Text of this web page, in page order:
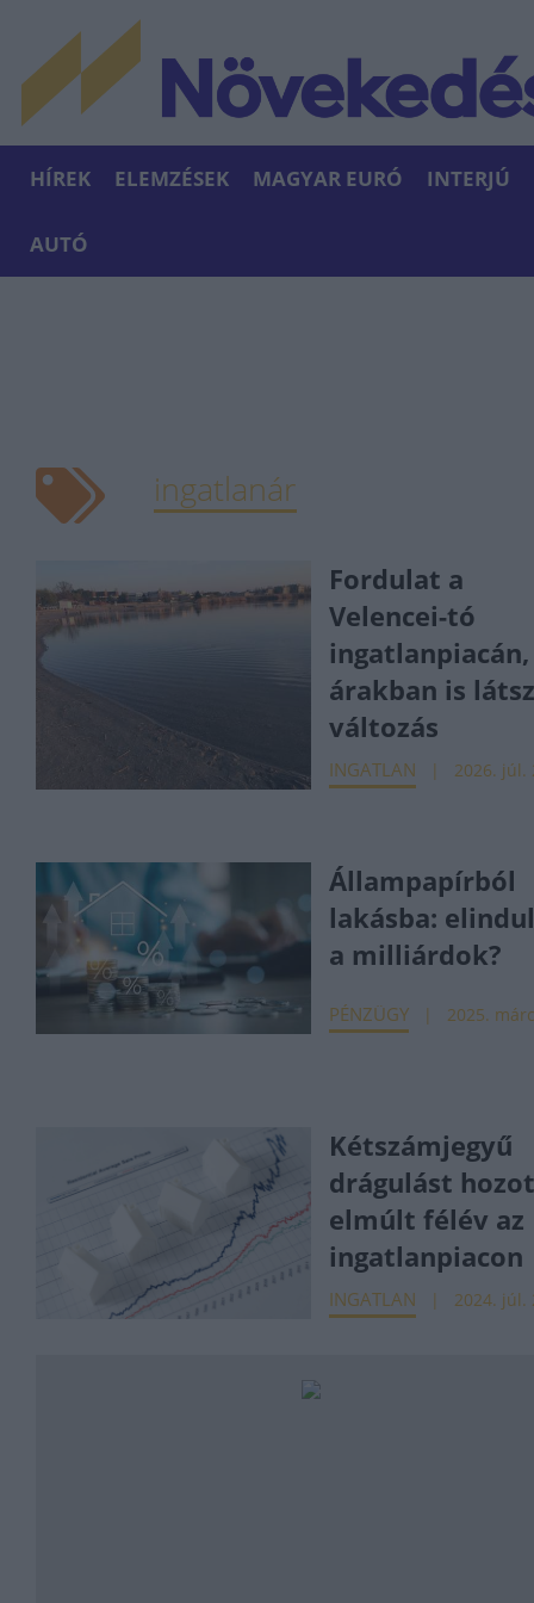
HÍREK ELEMZÉSEK MAGYAR EURÓ INTERJÚ
AUTÓ
ingatlanár
Fordulat a
Velencei-tó
ingatlanpiacán,
árakban is
változás
INGATLAN 2026. júl.
Állampapírból
lakásba:
a milliárdok?
PÉNZÜGY 2025.
Kétszámjegyű
drágulást
elmúlt félév az
ingatlanpiacon
INGATLAN 2024. júl.